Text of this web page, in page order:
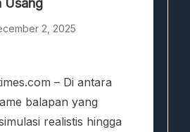
2, 2025
– Di antara
balapan yang
realistis hingga